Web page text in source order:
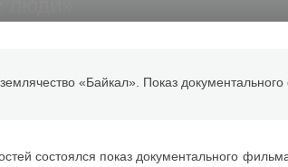
состоялся показ документального